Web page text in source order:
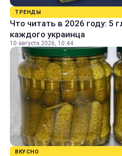
ТРЕНДЫ
Что читать в 2026 году: 5
каждого украинца
10 августа 2026, 10:44
ВКУСНО